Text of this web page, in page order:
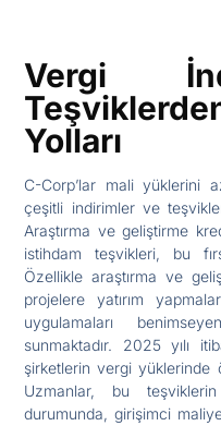
Vergi
Yolları
C-Corp’lar mali yüklerini
çeşitli indirimler ve
Araştırma ve geliştirme
istihdam teşvikleri, bu
Özellikle araştırma ve
projelere yatırım
uygulamaları
sunmaktadır. 2025 yılı
şirketlerin vergi yüklerinde
Uzmanlar, bu
durumunda, girişimci